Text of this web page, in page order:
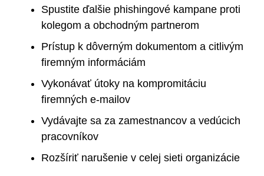
Spustite ďalšie phishingové kampane proti
kolegom a obchodným partnerom
Prístup k dôverným dokumentom a citlivým
firemným informáciám
Vykonávať útoky na kompromitáciu
firemných e-mailov
Vydávajte sa za zamestnancov a vedúcich
pracovníkov
Rozšíriť narušenie v celej sieti organizácie